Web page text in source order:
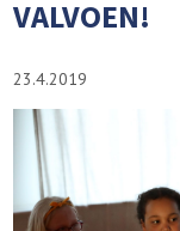
VALVOEN!
23.4.2019